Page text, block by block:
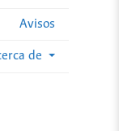
Avisos
de